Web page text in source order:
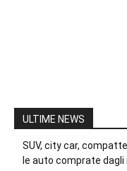
ULTIME NEWS
SUV, city car,
le auto comprate dagli